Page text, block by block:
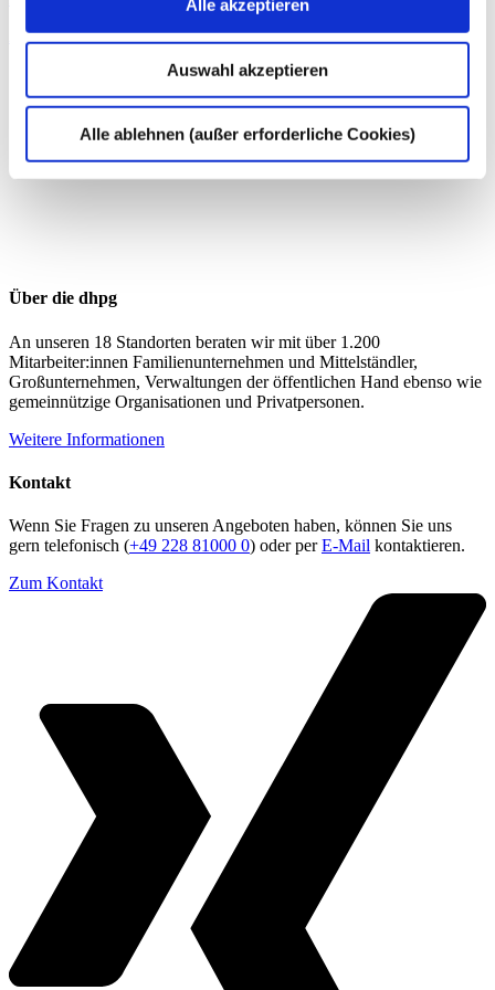
Alle akzeptieren
Auswahl akzeptieren
Alle ablehnen (außer erforderliche Cookies)
Arbeitsrecht Datenschutz EU-DSGVO
Über die dhpg
An unseren 18 Standorten beraten wir mit über 1.200
Mitarbeiter:innen Familienunternehmen und Mittelständler,
Großunternehmen, Verwaltungen der öffentlichen Hand ebenso wie
gemeinnützige Organisationen und Privatpersonen.
Weitere Informationen
Kontakt
Wenn Sie Fragen zu unseren Angeboten haben, können Sie uns
gern telefonisch (+49 228 81000 0) oder perE-Mail kontaktieren.
Zum Kontakt